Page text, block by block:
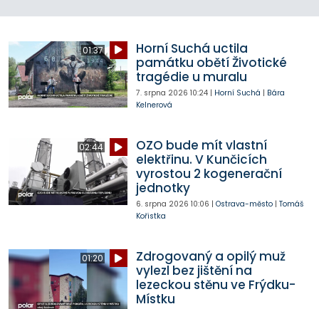
01:37
Horní Suchá uctila
památku obětí Životické
tragédie u muralu
7. srpna 2026 10:24| Horní Suchá | Bára
Kelnerová
02:44
OZO bude mít vlastní
elektřinu. V Kunčicích
vyrostou 2 kogenerační
jednotky
6. srpna 2026 10:06 | Ostrava-město| Tomáš
Kořistka
01:20
Zdrogovaný a opilý muž
vylezl bez jištění na
lezeckou stěnu ve Frýdku-
Místku